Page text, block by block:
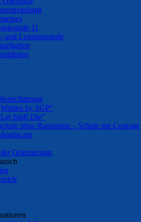
11
und Leistungsstufe
by SGP“
Stuff Die”
ohne Rassismus – Schule mit Courage
Orientierung